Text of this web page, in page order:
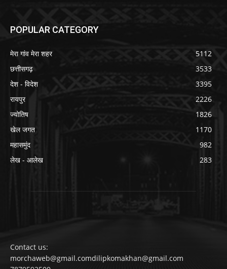
POPULAR CATEGORY
मेरा गांव मेरा शहर
5112
छत्तीसगढ़
3533
देश - विदेश
3395
रायपुर
2226
ज्योतिष
1826
खेल जगत
1170
महासमुंद
982
लेख - आलेख
283
Contact us:
morchaweb@gmail.comdilipkomakhan@gmail.com